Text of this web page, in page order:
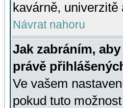
kavárně, univerzitě
Návrat nahoru
Jak zabráním,
právě
Ve vašem
pokud tuto možnost